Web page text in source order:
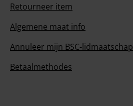
Retourneer item
Algemene maat info
Annuleer mijn BSC-lidmaatschap
Betaalmethodes